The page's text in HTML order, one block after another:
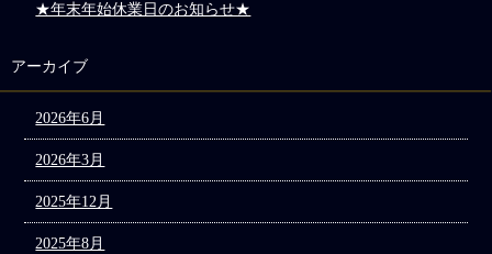
★年末年始休業日のお知らせ★
アーカイブ
2026年6月
2026年3月
2025年12月
2025年8月